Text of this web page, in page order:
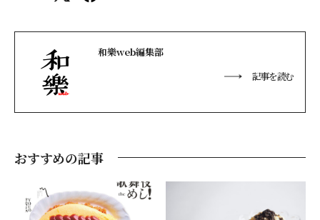
和樂web編集部
記事を読む
おすすめの記事